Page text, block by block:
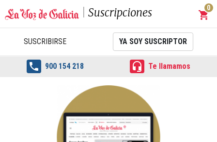
Suscripciones shopping_cart
0
SUSCRIBIRSE YA SOY SUSCRIPTOR
 900 154 218  Te llamamos